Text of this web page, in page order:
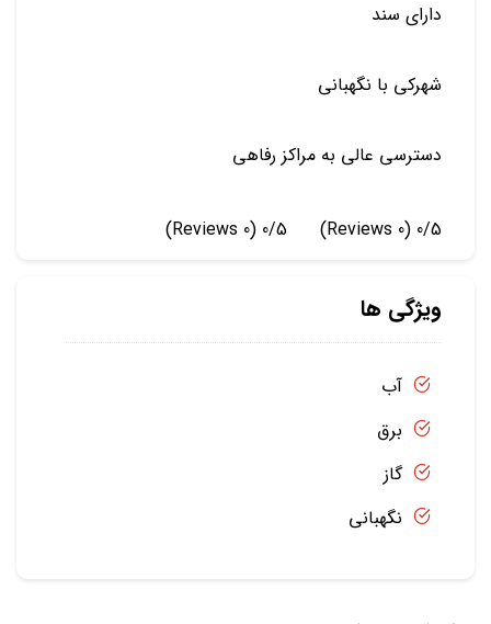
دارای سند
شهرکی با نگهبانی
دسترسی عالی به مراکز رفاهی
0/5
(0 Reviews)
0/5
(0 Reviews)
ویژگی ها
آب
برق
گاز
نگهبانی